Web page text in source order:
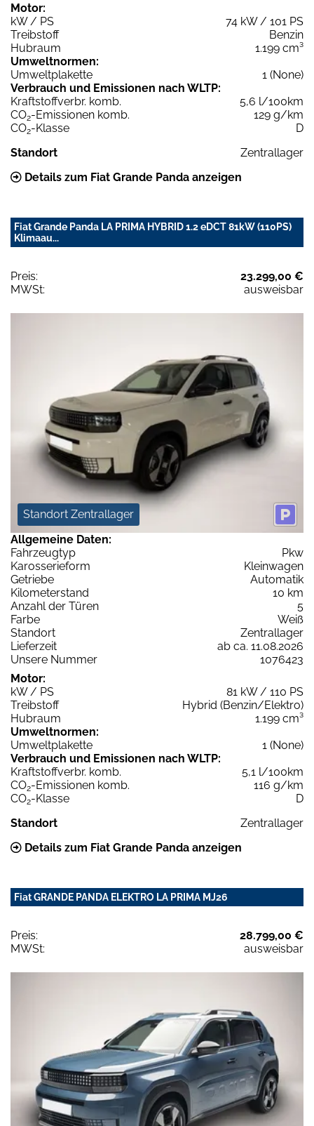
Motor:
kW / PS
74 kW / 101 PS
Treibstoff
Benzin
Hubraum
1.199 cm³
Umweltnormen:
Umweltplakette
1 (None)
Verbrauch und Emissionen nach WLTP:
Kraftstoffverbr. komb.
5,6 l/100km
CO2-Emissionen komb.
129 g/km
CO2-Klasse
D
Standort
Zentrallager
Details zum Fiat Grande Panda anzeigen
Fiat Grande Panda LA PRIMA HYBRID 1.2 eDCT 81kW (110PS)
Klimaau...
Preis:
23.299,00 €
MWSt:
ausweisbar
Standort Zentrallager
Allgemeine Daten:
Fahrzeugtyp
Pkw
Karosserieform
Kleinwagen
Getriebe
Automatik
Kilometerstand
10 km
Anzahl der Türen
5
Farbe
Weiß
Standort
Zentrallager
Lieferzeit
ab ca. 11.08.2026
Unsere Nummer
1076423
Motor:
kW / PS
81 kW / 110 PS
Treibstoff
Hybrid (Benzin/Elektro)
Hubraum
1.199 cm³
Umweltnormen:
Umweltplakette
1 (None)
Verbrauch und Emissionen nach WLTP:
Kraftstoffverbr. komb.
5,1 l/100km
CO2-Emissionen komb.
116 g/km
CO2-Klasse
D
Standort
Zentrallager
Details zum Fiat Grande Panda anzeigen
Fiat GRANDE PANDA ELEKTRO LA PRIMA MJ26
Preis:
28.799,00 €
MWSt:
ausweisbar